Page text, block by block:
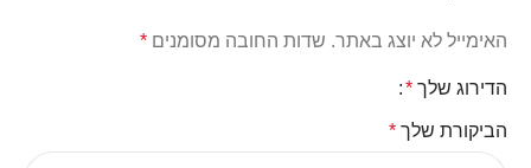
האימייל לא יוצג באתר. שדות החובה מסומנים *
הדירוג שלך *
הביקורת שלך *